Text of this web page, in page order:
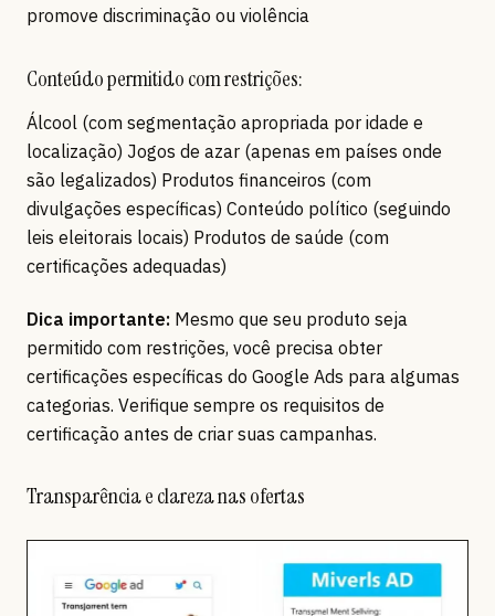
promove discriminação ou violência
Conteúdo permitido com restrições:
Álcool (com segmentação apropriada por idade e
localização) Jogos de azar (apenas em países onde
são legalizados) Produtos financeiros (com
divulgações específicas) Conteúdo político (seguindo
leis eleitorais locais) Produtos de saúde (com
certificações adequadas)
Dica importante: Mesmo que seu produto seja
permitido com restrições, você precisa obter
certificações específicas do Google Ads para algumas
categorias. Verifique sempre os requisitos de
certificação antes de criar suas campanhas.
Transparência e clareza nas ofertas